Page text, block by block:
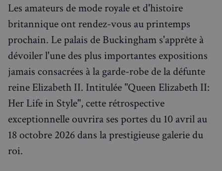
Recherche ✨Chatbot IA
RECHERCHES POPULAIRES
Annuaire des professionnels
Visites guidées
Événements à venir
Les amateurs de mode royale et d'histoire
britannique ont rendez-vous au printemps
prochain. Le palais de Buckingham s'apprête à
dévoiler l'une des plus importantes expositions
jamais consacrées à la garde-robe de la défunte
reine Elizabeth II. Intitulée "Queen Elizabeth II:
Her Life in Style", cette rétrospective
exceptionnelle ouvrira ses portes du 10 avril au
18 octobre 2026 dans la prestigieuse galerie du
roi.